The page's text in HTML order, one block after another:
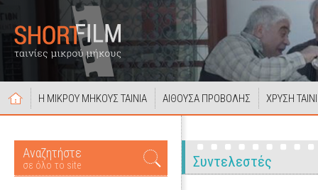
Η ΜΙΚΡΟΥ ΜΗΚΟΥΣ ΤΑΙΝΙΑ ΑΙΘΟΥΣΑ ΠΡΟΒΟΛΗΣ ΧΡΥΣΗ
Αναζητήστε
σε όλο το site Συντελεστές